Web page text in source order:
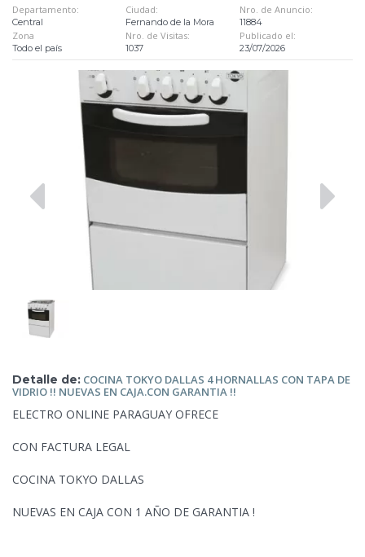
Departamento:
Central
Ciudad:
Fernando de la Mora
Nro. de Anuncio:
11884
Zona
Todo el país
Nro. de Visitas:
1037
Publicado el:
23/07/2026
Detalle de: COCINA TOKYO DALLAS 4 HORNALLAS CON TAPA DE
VIDRIO !! NUEVAS EN CAJA.CON GARANTIA !!
ELECTRO ONLINE PARAGUAY OFRECE
CON FACTURA LEGAL
COCINA TOKYO DALLAS
NUEVAS EN CAJA CON 1 AÑO DE GARANTIA !